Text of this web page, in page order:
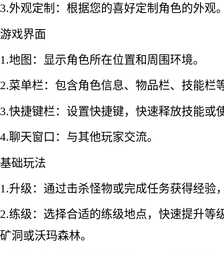
3.外观定制：根据您的喜好定制角色的外观
游戏界面
1.地图：显示角色所在位置和周围环境。
2.菜单栏：包含角色信息、物品栏、技能栏
3.快捷键栏：设置快捷键，快速释放技能或
4.聊天窗口：与其他玩家交流。
基础玩法
1.升级：通过击杀怪物或完成任务获得经验
2.练级：选择合适的练级地点，快速提升等
矿洞或沃玛森林。